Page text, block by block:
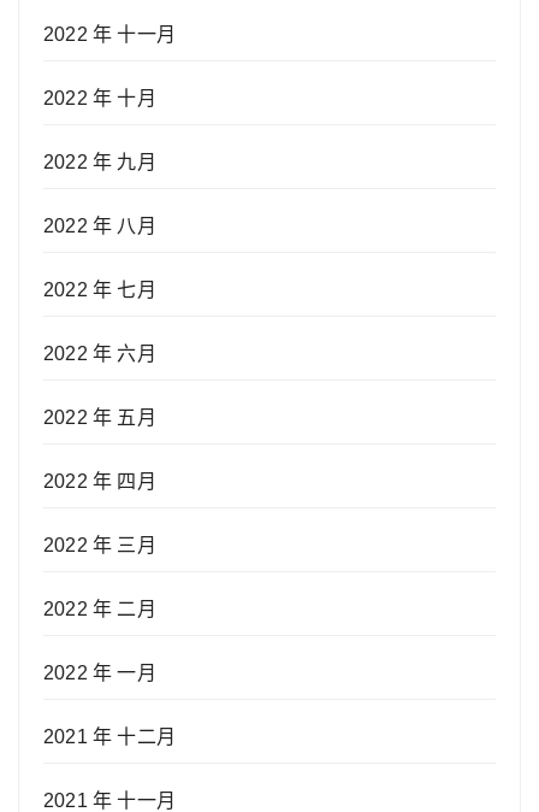
2022 年 十一月
2022 年 十月
2022 年 九月
2022 年 八月
2022 年 七月
2022 年 六月
2022 年 五月
2022 年 四月
2022 年 三月
2022 年 二月
2022 年 一月
2021 年 十二月
2021 年 十一月